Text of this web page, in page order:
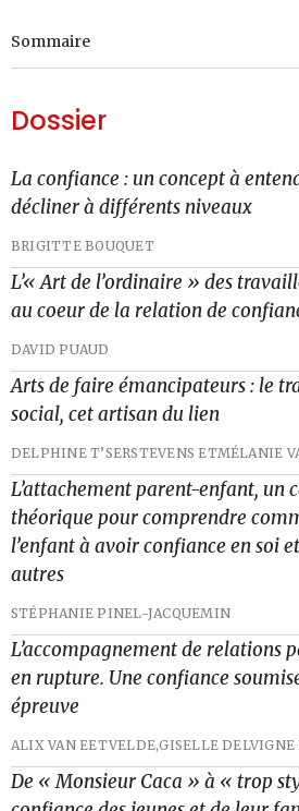
Sommaire
Dossier
La confiance : un concept à
décliner à différents niveaux
BRIGITTE BOUQUET
L’« Art de l’ordinaire » des
au coeur de la relation de
DAVID PUAUD
Arts de faire émancipateurs : le
social, cet artisan du lien
DELPHINE T’SERSTEVENS ETMÉLANIE
L’attachement parent-enfant, un
théorique pour comprendre
l’enfant à avoir confiance en soi
autres
STÉPHANIE PINEL-JACQUEMIN
L’accompagnement de relations
en rupture. Une confiance
épreuve
ALIX VAN EETVELDE,GISELLE DELVIGNE
De « Monsieur Caca » à « trop